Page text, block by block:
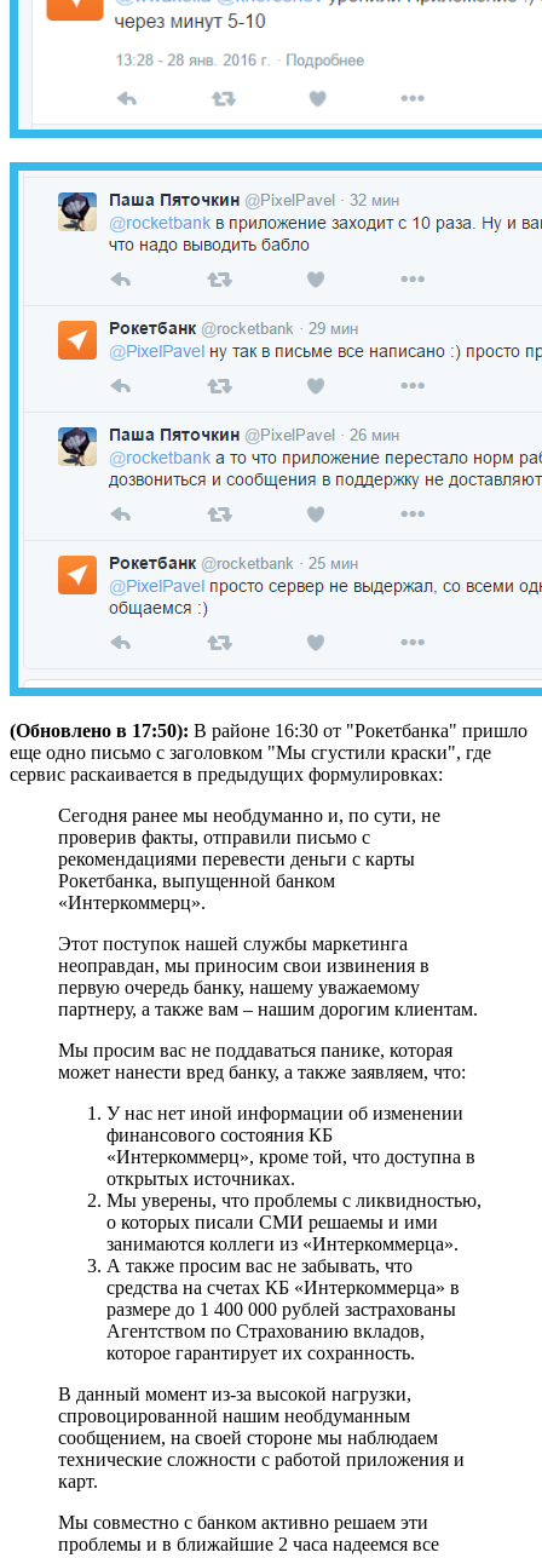
(Обновлено в 17:50): В районе 16:30 от "Рокетбанка" пришло
еще одно письмо с заголовком "Мы сгустили краски", где
сервис раскаивается в предыдущих формулировках:
Сегодня ранее мы необдуманно и, по сути, не
проверив факты, отправили письмо с
рекомендациями перевести деньги с карты
Рокетбанка, выпущенной банком
«Интеркоммерц».
Этот поступок нашей службы маркетинга
неоправдан, мы приносим свои извинения в
первую очередь банку, нашему уважаемому
партнеру, а также вам – нашим дорогим клиентам.
Мы просим вас не поддаваться панике, которая
может нанести вред банку, а также заявляем, что:
У нас нет иной информации об изменении
финансового состояния КБ
«Интеркоммерц», кроме той, что доступна в
открытых источниках.
Мы уверены, что проблемы с ликвидностью,
о которых писали СМИ решаемы и ими
занимаются коллеги из «Интеркоммерца».
А также просим вас не забывать, что
средства на счетах КБ «Интеркоммерца» в
размере до 1 400 000 рублей застрахованы
Агентством по Страхованию вкладов,
которое гарантирует их сохранность.
В данный момент из-за высокой нагрузки,
спровоцированной нашим необдуманным
сообщением, на своей стороне мы наблюдаем
технические сложности с работой приложения и
карт.
Мы совместно с банком активно решаем эти
проблемы и в ближайшие 2 часа надеемся все